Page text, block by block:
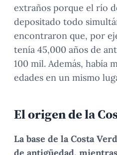
extraños porque el río
depositado todo
encontraron que, por
tenía 45,000 años de
100 mil. Además, había
edades en un mismo
El origen de la
La base de la Costa